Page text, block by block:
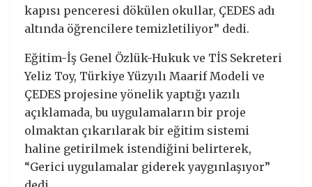
kapısı penceresi dökülen okullar, ÇEDES adı
altında öğrencilere temizletiliyor” dedi.
Eğitim-İş Genel Özlük-Hukuk ve TİS Sekreteri
Yeliz Toy, Türkiye Yüzyılı Maarif Modeli ve
ÇEDES projesine yönelik yaptığı yazılı
açıklamada, bu uygulamaların bir proje
olmaktan çıkarılarak bir eğitim sistemi
haline getirilmek istendiğini belirterek,
“Gerici uygulamalar giderek yaygınlaşıyor”